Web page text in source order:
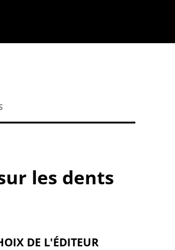
les dents
DE L'ÉDITEUR